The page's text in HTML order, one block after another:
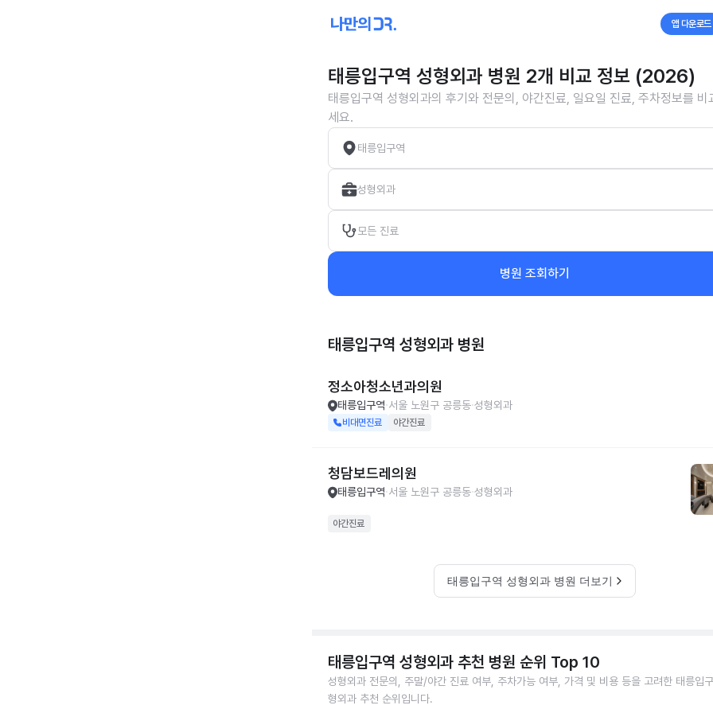
앱 다운로드
태릉입구역 성형외과 병원 2개 비교 정보 (2026)
태릉입구역 성형외과의 후기와 전문의, 야간진료, 일요일 진료, 주차정보를 비
세요.
태릉입구역
성형외과
모든 진료
병원 조회하기
태릉입구역 성형외과 병원
정소아청소년과의원
태릉입구역 서울 노원구 공릉동 성형외과
비대면진료 야간진료
청담보드레의원
태릉입구역 서울 노원구 공릉동 성형외과
야간진료
태릉입구역 성형외과 병원 더보기
태릉입구역 성형외과 추천 병원 순위 Top 10
성형외과 전문의, 주말/야간 진료 여부, 주차가능 여부, 가격 및 비용 등을 고려한 태릉입
형외과 추천 순위입니다.